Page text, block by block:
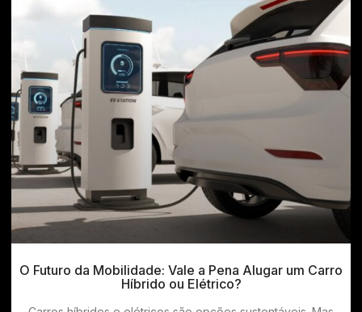
O Futuro da Mobilidade: Vale a Pena Alugar um Carro
Híbrido ou Elétrico?